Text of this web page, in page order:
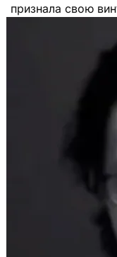
признала свою